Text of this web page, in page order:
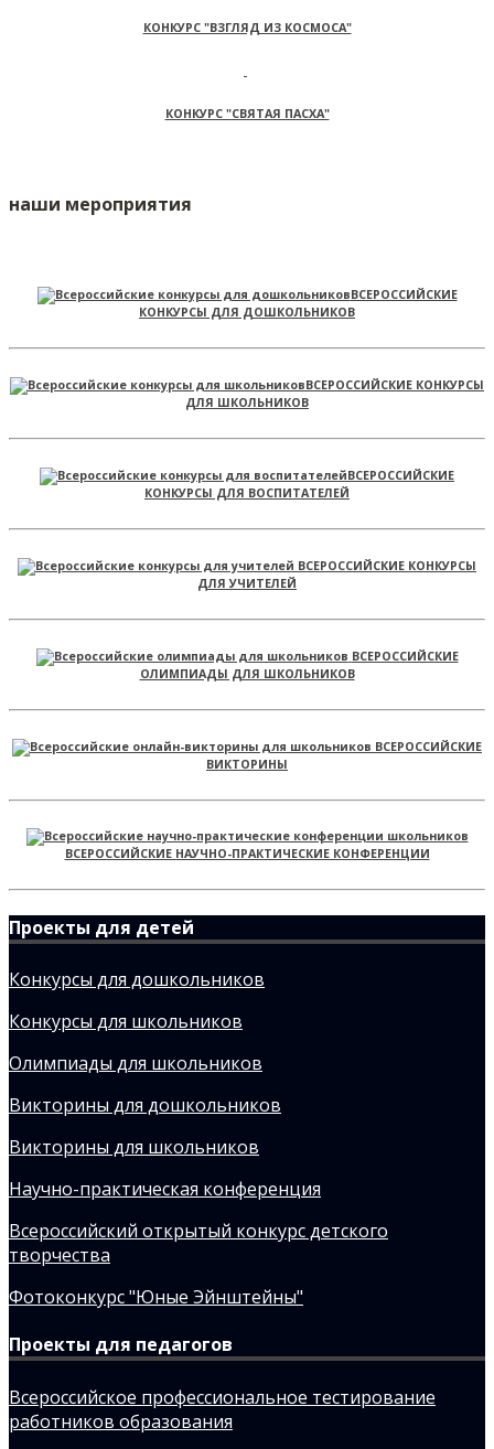
КОНКУРС "ВЗГЛЯД ИЗ КОСМОСА"
КОНКУРС "СВЯТАЯ ПАСХА"
наши мероприятия
ВСЕРОССИЙСКИЕ
КОНКУРСЫ ДЛЯ ДОШКОЛЬНИКОВ
ВСЕРОССИЙСКИЕ КОНКУРСЫ
ДЛЯ ШКОЛЬНИКОВ
ВСЕРОССИЙСКИЕ
КОНКУРСЫ ДЛЯ ВОСПИТАТЕЛЕЙ
ВСЕРОССИЙСКИЕ КОНКУРСЫ
ДЛЯ УЧИТЕЛЕЙ
ВСЕРОССИЙСКИЕ
ОЛИМПИАДЫ ДЛЯ ШКОЛЬНИКОВ
ВСЕРОССИЙСКИЕ
ВИКТОРИНЫ
ВСЕРОССИЙСКИЕ НАУЧНО-ПРАКТИЧЕСКИЕ КОНФЕРЕНЦИИ
Проекты для детей
Конкурсы для дошкольников
Конкурсы для школьников
Олимпиады для школьников
Викторины для дошкольников
Викторины для школьников
Научно-практическая конференция
Всероссийский открытый конкурс детского
творчества
Фотоконкурс "Юные Эйнштейны"
Проекты для педагогов
Всероссийское профессиональное тестирование
работников образования